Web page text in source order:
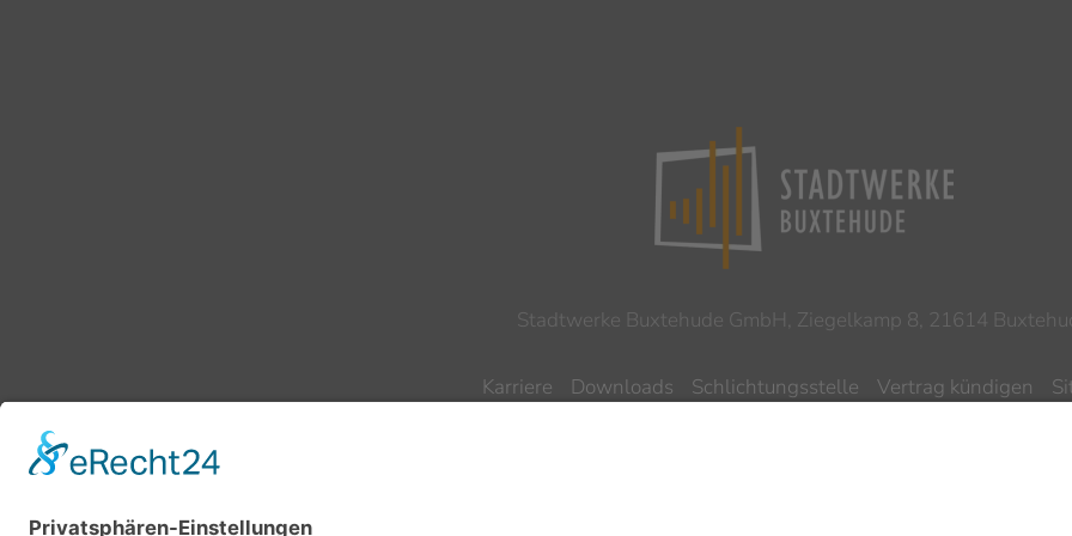
Stadtwerke Buxtehude GmbH, Ziegelkamp 8, 21614
Karriere Downloads Schlichtungsstelle Vertrag kündigen